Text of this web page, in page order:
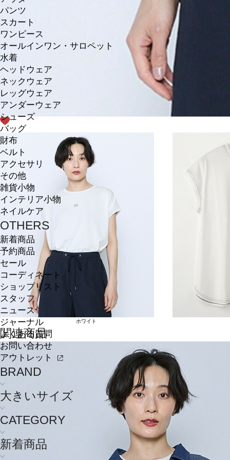
パンツ
スカート
ワンピース
オールインワン・サロペット
水着
ヘッドウェア
ネックウェア
レッグウェア
アンダーウェア
シューズ
バッグ
財布
ベルト
アクセサリ
その他
雑貨小物
インテリア小物
ネイルケア
OTHERS
新着商品
予約商品
セール
コーディネート
ショップリスト
スタッフ
ニュース
ジャーナル
よくある質問
お問い合わせ
アウトレット
BRAND
大きいサイズ
CATEGORY
新着商品
ホワイト
関連商品